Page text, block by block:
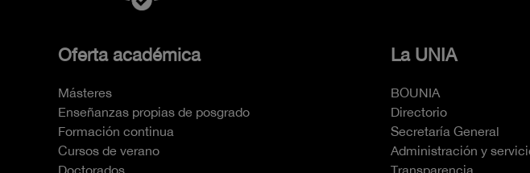
Oferta académica
Másteres
Enseñanzas propias de posgrado
Formación continua
Cursos de verano
Doctorados
La UNIA
BOUNIA
Directorio
Secretaría General
Administración y
Transparencia